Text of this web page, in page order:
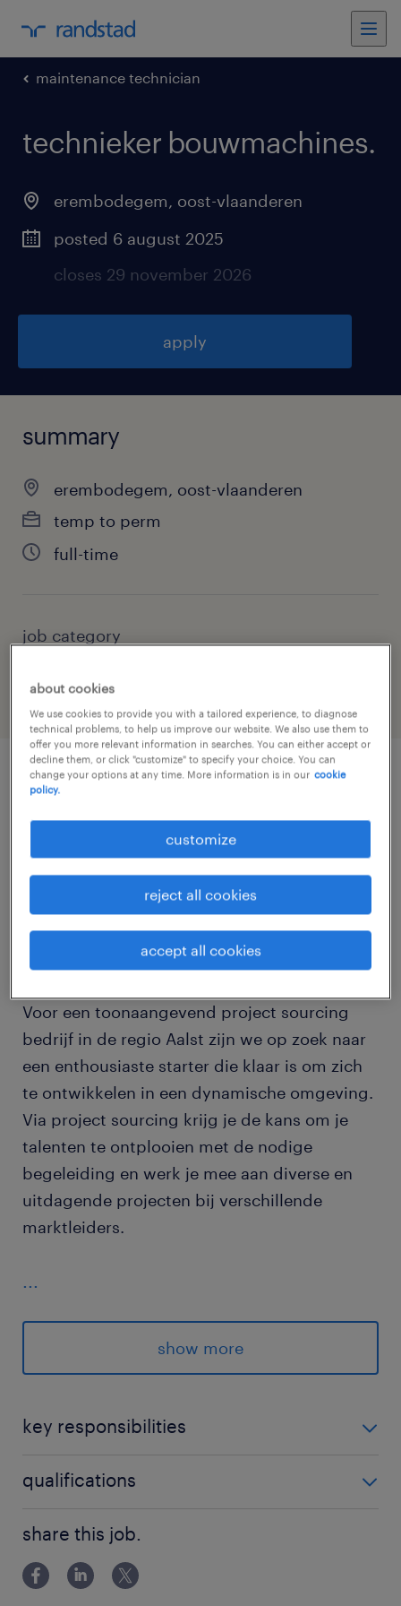
maintenance technician
technieker bouwmachines.
erembodegem, oost-vlaanderen
posted 6 august 2025
closes 29 november 2026
apply
summary
erembodegem, oost-vlaanderen
temp to perm
full-time
job category
job details
Ben jij een gedreven junior
elektromechanicus met een passie voor groot
rollend materieel?
Voor een toonaangevend project sourcing
bedrijf in de regio Aalst zijn we op zoek naar
een enthousiaste starter die klaar is om zich
te ontwikkelen in een dynamische omgeving.
Via project sourcing krijg je de kans om je
talenten te ontplooien met de nodige
begeleiding en werk je mee aan diverse en
uitdagende projecten bij verschillende
marktleiders.
...
show more
key responsibilities
aan machines en zorg je voor hun optimale
qualifications
uitdagingen met beide handen aan.
Flexibiliteit en variatie op projectbasis spreken je
share this job.
about cookies
We use cookies to provide you with a tailored experience, to diagnose
technical problems, to help us improve our website. We also use them to
offer you more relevant information in searches. You can either accept or
decline them, or click "customize" to specify your choice. You can
change your options at any time. More information is in our cookie
policy.
customize
reject all cookies
accept all cookies